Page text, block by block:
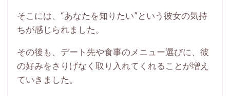
そこには、“あなたを知りたい”という彼女の気持
ちが感じられました。
その後も、デート先や食事のメニュー選びに、彼
の好みをさりげなく取り入れてくれることが増え
ていきました。